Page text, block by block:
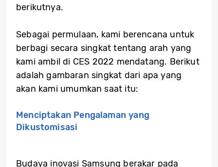
berikutnya.
Sebagai permulaan, kami berencana untuk
berbagi secara singkat tentang arah yang
kami ambil di CES 2022 mendatang. Berikut
adalah gambaran singkat dari apa yang
akan kami umumkan saat itu:
Menciptakan Pengalaman yang
Dikustomisasi
Budaya inovasi Samsung berakar pada